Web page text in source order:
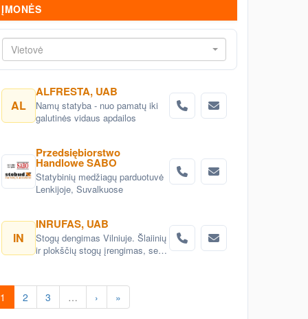
ĮMONĖS
Vietovė
AL
ALFRESTA, UAB
Namų statyba - nuo pamatų iki
galutinės vidaus apdailos
Przedsiębiorstwo
Handlowe SABO
Statybinių medžiagų parduotuvė
Lenkijoje, Suvalkuose
IN
INRUFAS, UAB
Stogų dengimas Vilniuje. Šlaiinių
ir plokščių stogų įrengimas, seno
montavimas Vilnius. stogo
skardinimas Vilniuje. Stogų
remonto darbai, stogo renovacija
1 2 3 … › »